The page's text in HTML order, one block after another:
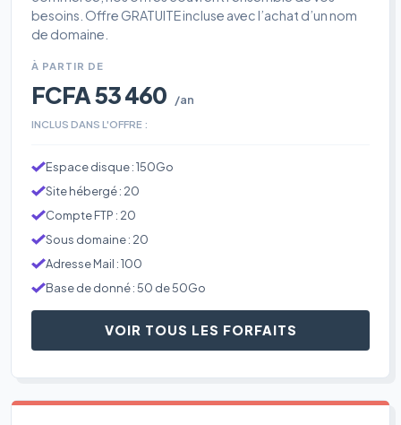
besoins. Offre GRATUITE incluse avec l’achat d’un nom
de domaine.
À PARTIR DE
FCFA 53 460 /an
INCLUS DANS L'OFFRE :
Espace disque : 150Go
Site hébergé : 20
Compte FTP : 20
Sous domaine : 20
Adresse Mail : 100
Base de donné : 50 de 50Go
VOIR TOUS LES FORFAITS